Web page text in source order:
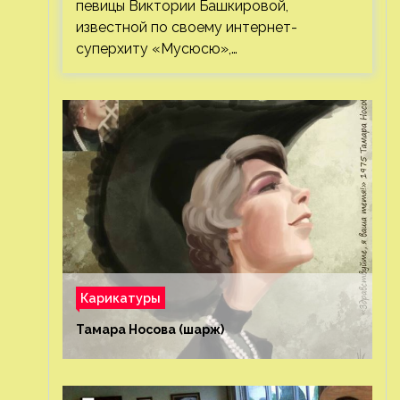
певицы Виктории Башкировой,
известной по своему интернет-
суперхиту «Мусюсю»,…
Карикатуры
Тамара Носова (шарж)⁠⁠